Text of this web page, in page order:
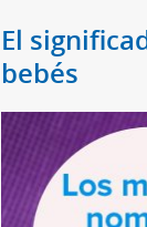
El
bebés